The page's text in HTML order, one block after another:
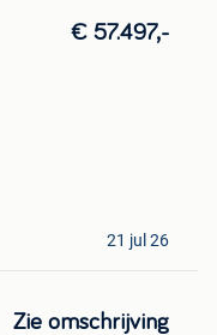
€ 57.497,-
21 jul 26
Zie omschrijving